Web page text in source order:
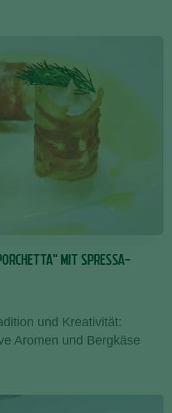
MIT SPRESSA-
und Kreativität:
Aromen und Bergkäse